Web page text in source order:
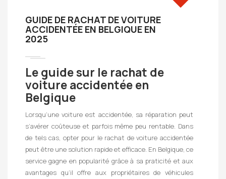
GUIDE DE RACHAT DE VOITURE
ACCIDENTÉE EN BELGIQUE EN
2025
Le guide sur le rachat de
voiture accidentée en
Belgique
Lorsqu’une voiture est accidentée, sa réparation peut
s’avérer coûteuse et parfois même peu rentable. Dans
de tels cas, opter pour le rachat de voiture accidentée
peut être une solution rapide et efficace. En Belgique, ce
service gagne en popularité grâce à sa praticité et aux
avantages qu’il offre aux propriétaires de véhicules